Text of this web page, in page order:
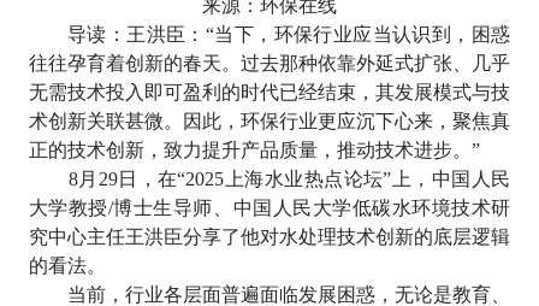
来源 ：环保在线
导读：王洪臣： “当下，环保行业应当认识到，困惑
往往孕育着创新的春天。过去那种依靠外延式扩张、几乎
无需技术投入即可盈利的时代已经结束，其发展模式与技
术创新关联甚微。因此，环保行业更应沉下心来，聚焦真
正的技术创新，致力提升产品质量，推动技术进步。”
8月 29日，在“2025 上海水业热点论坛” 上，中国人民
大学教授/博士生导师、中国人民大学低碳水环境技术研
究中心主任王洪臣分享了他对水处理技术创新的底层逻辑
的看法。
当前，行业各层面普遍面临发展困惑，无论是教育、